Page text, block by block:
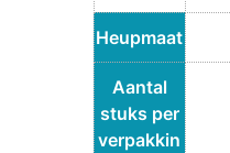
Heupmaat
Aantal
stuks per
verpakkin